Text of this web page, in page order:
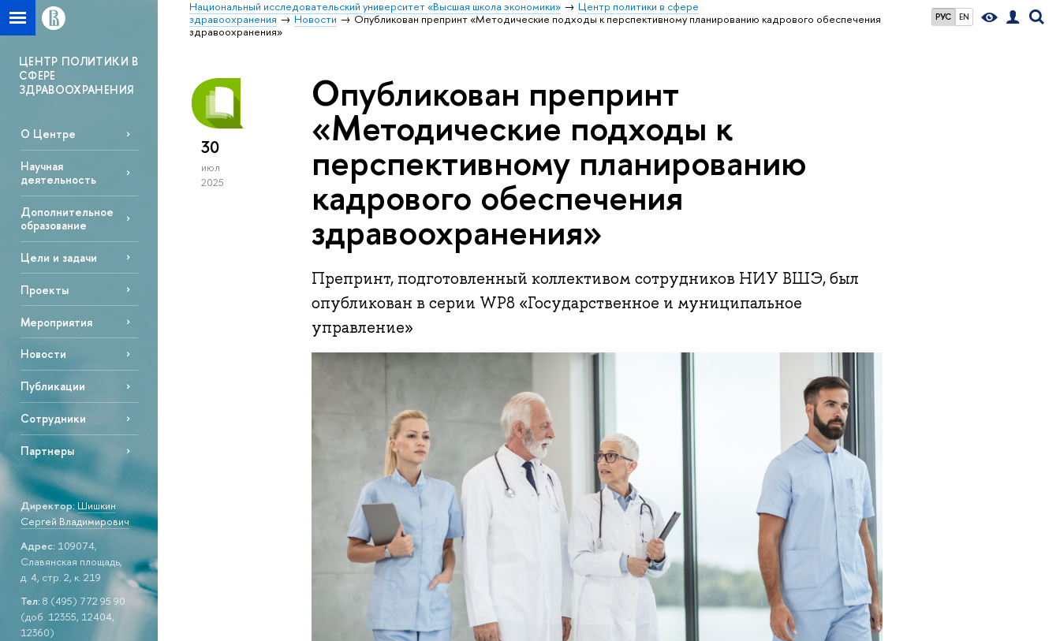
РУС EN
Национальный исследовательский университет «Высшая школа экономики»
Центр политики в сфере
здравоохранения
Новости
Опубликован препринт «Методические подходы к перспективному планированию кадрового обеспечения
здравоохранения»
ЦЕНТР ПОЛИТИКИ В
СФЕРЕ
ЗДРАВООХРАНЕНИЯ
О Центре
Научная
деятельность
Дополнительное
образование
Цели и задачи
Проекты
Мероприятия
Новости
Публикации
Сотрудники
Партнеры
Директор: Шишкин
Сергей Владимирович
Адрес: 109074,
Славянская площадь,
д. 4, стр. 2, к. 219
Тел: 8 (495) 772 95 90
(доб. 12355, 12404,
12360)
30
июл
2025
Опубликован препринт
«Методические подходы к
перспективному планированию
кадрового обеспечения
здравоохранения»
Препринт, подготовленный коллективом сотрудников НИУ ВШЭ, был
опубликован в серии WP8 «Государственное и муниципальное
управление»